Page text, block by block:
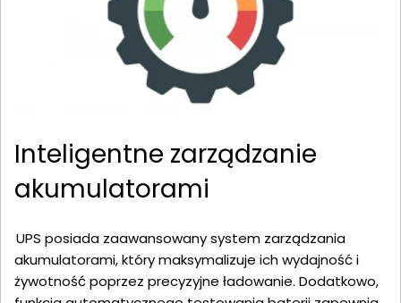
Inteligentne zarządzanie
akumulatorami
UPS posiada zaawansowany system zarządzania
akumulatorami, który maksymalizuje ich wydajność i
żywotność poprzez precyzyjne ładowanie. Dodatkowo,